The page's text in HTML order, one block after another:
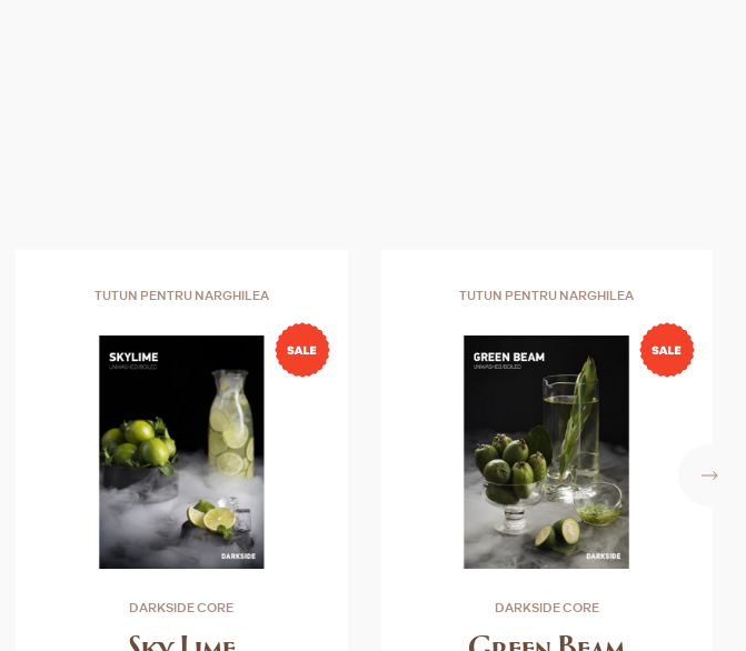
TUTUN PENTRU NARGHILEA
DARKSIDE CORE
TUTUN PENTRU NARGHILEA
DARKSIDE CORE